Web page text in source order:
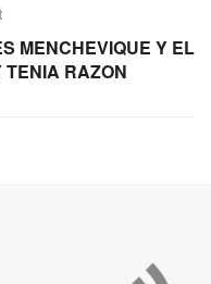
MENCHEVIQUE Y EL
RAZON